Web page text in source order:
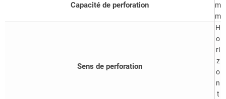
Capacité de perforation
m
m
Sens de perforation
H
o
ri
z
o
n
t